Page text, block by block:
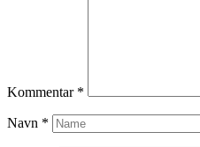
Kommentar *
Navn *